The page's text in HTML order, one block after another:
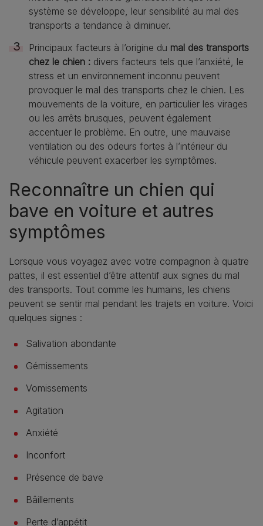
système se développe, leur sensibilité au mal des
transports a tendance à diminuer.
Principaux facteurs à l’origine du mal des transports
chez le chien : divers facteurs tels que l’anxiété, le
stress et un environnement inconnu peuvent
provoquer le mal des transports chez le chien. Les
mouvements de la voiture, en particulier les virages
ou les arrêts brusques, peuvent également
accentuer le problème. En outre, une mauvaise
ventilation ou des odeurs fortes à l’intérieur du
véhicule peuvent exacerber les symptômes.
Reconnaître un chien qui
bave en voiture et autres
symptômes
Lorsque vous voyagez avec votre compagnon à quatre
pattes, il est essentiel d’être attentif aux signes du mal
des transports. Tout comme les humains, les chiens
peuvent se sentir mal pendant les trajets en voiture. Voici
quelques signes :
Salivation abondante
Gémissements
Vomissements
Agitation
Anxiété
Inconfort
Présence de bave
Bâillements
Perte d’appétit